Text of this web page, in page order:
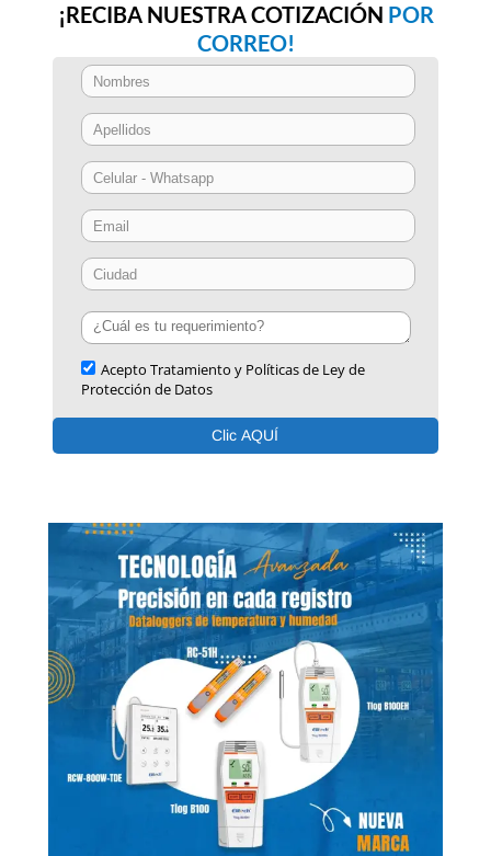
¡RECIBA NUESTRA COTIZACIÓN POR
CORREO!